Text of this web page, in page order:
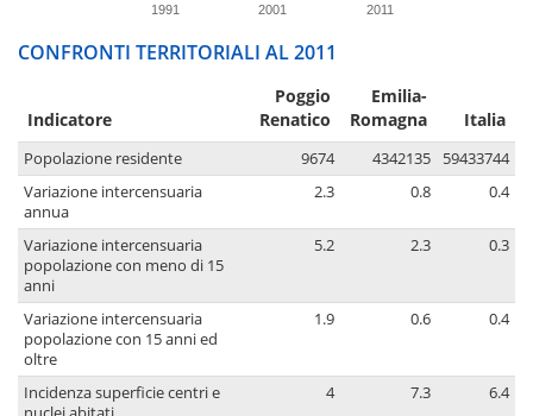
1991 2001 2011
CONFRONTI TERRITORIALI AL 2011
Indicatore
Poggio
Renatico
Emilia-
Romagna
Italia
Popolazione residente 9674 4342135
59433744
Variazione intercensuaria
annua
2.3 0.8 0.4
Variazione intercensuaria
popolazione con meno di 15
anni
5.2 2.3 0.3
Variazione intercensuaria
popolazione con 15 anni ed
oltre
1.9 0.6 0.4
Incidenza superficie centri e
4 7.3 6.4